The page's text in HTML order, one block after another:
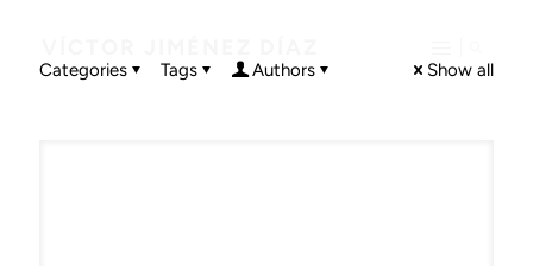
Categories Tags Authors Show all